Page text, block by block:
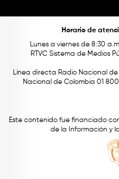
Horario de
Lunes a viernes de 8:30
RTVC Sistema de Medios
Línea directa Radio Nacional
Nacional de Colombia 01
Este contenido fue financiado
de la Información y